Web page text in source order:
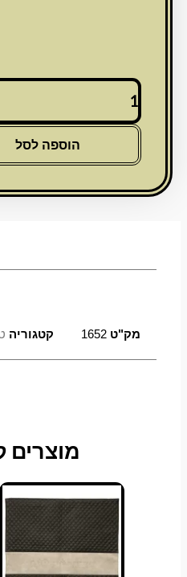
כמות
מפה
חלה
הוספה לסל
מק"ט1652 קטגוריה
מוצרים